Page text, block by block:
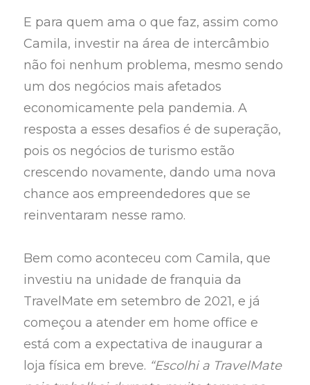
E para quem ama o que faz, assim como
Camila, investir na área de intercâmbio
não foi nenhum problema, mesmo sendo
um dos negócios mais afetados
economicamente pela pandemia. A
resposta a esses desafios é de superação,
pois os negócios de turismo estão
crescendo novamente, dando uma nova
chance aos empreendedores que se
reinventaram nesse ramo.
Bem como aconteceu com Camila, que
investiu na unidade de franquia da
TravelMate em setembro de 2021, e já
começou a atender em home office e
está com a expectativa de inaugurar a
loja física em breve. “Escolhi a TravelMate